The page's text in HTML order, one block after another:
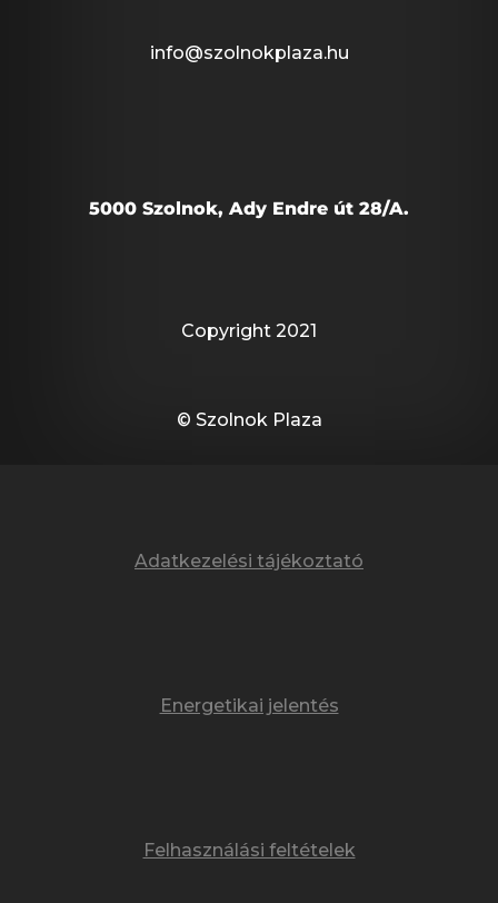
info@szolnokplaza.hu
5000 Szolnok, Ady Endre út 28/A.
Copyright 2021
© Szolnok Plaza
Adatkezelési tájékoztató
Energetikai jelentés
Felhasználási feltételek